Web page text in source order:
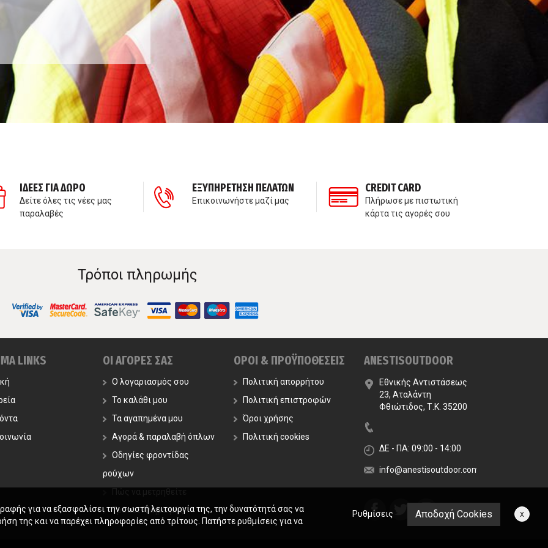
ΙΔΕΕΣ ΓΙΑ ΔΩΡΟ
Δείτε όλες τις νέες μας
παραλαβές
ΕΞΥΠΗΡΕΤΗΣΗ ΠΕΛΑΤΩΝ
Επικοινωνήστε μαζί μας
CREDIT CARD
Πλήρωσε με πιστωτική
κάρτα τις αγορές σου
Τρόποι πληρωμής
LINKS ΟΙ ΑΓΟΡΕΣ ΣΑΣ
Ο λογαριασμός σου
Το καλάθι μου
Τα αγαπημένα μου
Αγορά & παραλαβή όπλων
Οδηγίες φροντίδας
ρούχων
Τρόποι Πληρωμής
ΟΡΟΙ & ΠΡΟΫΠΟΘΕΣΕΙΣ
Πολιτική απορρήτου
Πολιτική επιστροφών
Όροι χρήσης
Πολιτική cookies
ANESTISOUTDOOR
Εθνικής Αντιστάσεως
23, Αταλάντη
Φθιώτιδος, Τ.Κ. 35200
ΔΕ - ΠΑ: 09:00 - 14:00
info@anestisoutdoor.com
για να εξασφαλίσει την σωστή λειτουργία της, την δυνατότητά σας να
της και να παρέχει πληροφορίες από τρίτους. Πατήστε ρυθμίσεις για να
Ρυθμίσεις Αποδοχή Cookies x